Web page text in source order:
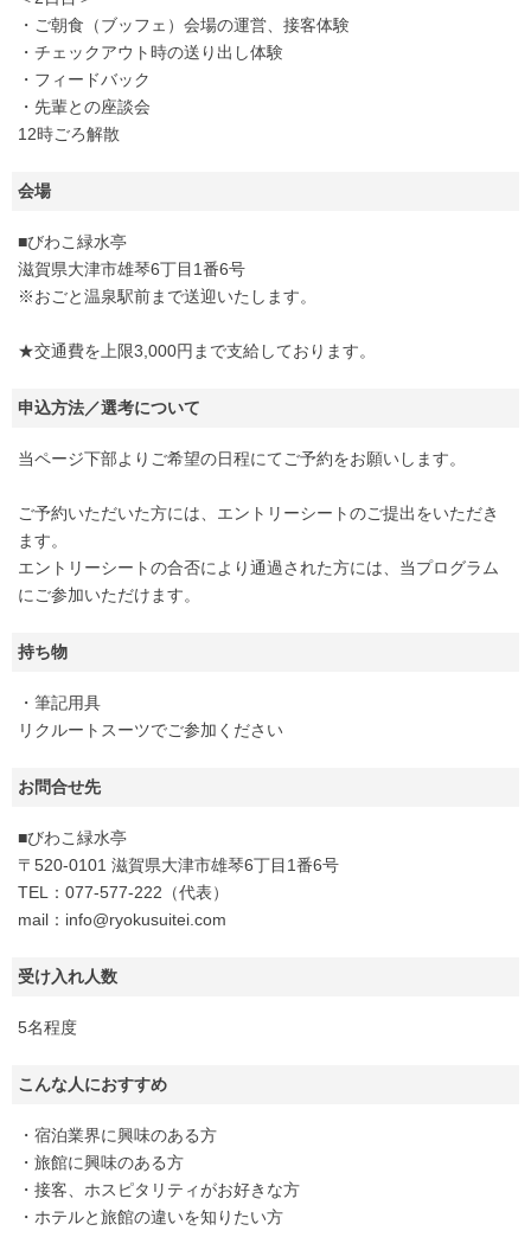
・ご朝食（ブッフェ）会場の運営、接客体験
・チェックアウト時の送り出し体験
・フィードバック
・先輩との座談会
12時ごろ解散
会場
■びわこ緑水亭
滋賀県大津市雄琴6丁目1番6号
※おごと温泉駅前まで送迎いたします。
★交通費を上限3,000円まで支給しております。
申込方法／選考について
当ページ下部よりご希望の日程にてご予約をお願いします。
ご予約いただいた方には、エントリーシートのご提出をいただき
ます。
エントリーシートの合否により通過された方には、当プログラム
にご参加いただけます。
持ち物
・筆記用具
リクルートスーツでご参加ください
お問合せ先
■びわこ緑水亭
〒520-0101 滋賀県大津市雄琴6丁目1番6号
TEL：077-577-222（代表）
mail：info@ryokusuitei.com
受け入れ人数
5名程度
こんな人におすすめ
・宿泊業界に興味のある方
・旅館に興味のある方
・接客、ホスピタリティがお好きな方
・ホテルと旅館の違いを知りたい方